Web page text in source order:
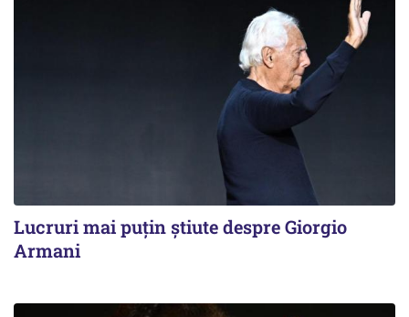
Lucruri mai puțin știute despre Giorgio
Armani